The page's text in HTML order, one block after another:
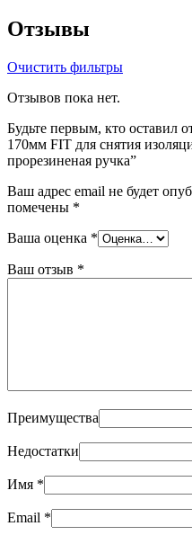
Отзывы
Очистить фильтры
Отзывов пока нет.
Будьте первым, кто оставил
170мм FIT для снятия
прорезиненая ручка”
Ваш адрес email не будет
помечены *
Ваша оценка *
Ваш отзыв *
Преимущества
Недостатки
Имя *
Email *